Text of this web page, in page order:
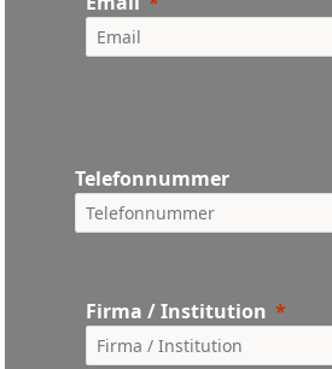
Telefonnummer
Firma / Institution